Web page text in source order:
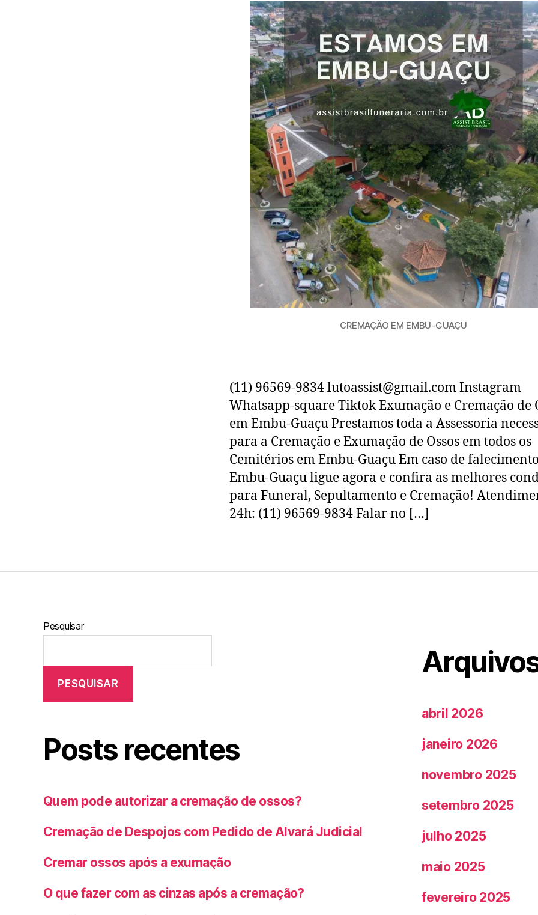
CREMAÇÃO EM EMBU-GUAÇU
(11) 96569-9834 lutoassist@gmail.com Instagram
Whatsapp-square Tiktok Exumação e Cremação de
em Embu-Guaçu Prestamos toda a Assessoria
para a Cremação e Exumação de Ossos em todos os
Cemitérios em Embu-Guaçu Em caso de
Embu-Guaçu ligue agora e confira as melhores
para Funeral, Sepultamento e Cremação!
24h: (11) 96569-9834 Falar no […]
Pesquisar
PESQUISAR
Posts recentes
Quem pode autorizar a cremação de ossos?
Cremação de Despojos com Pedido de Alvará Judicial
Cremar ossos após a exumação
O que fazer com as cinzas após a cremação?
abril 2026
janeiro 2026
novembro 2025
setembro 2025
julho 2025
maio 2025
fevereiro 2025